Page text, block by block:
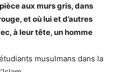
aux murs gris, dans
et où lui et d’autres
à leur tête, un homme
musulmans dans la